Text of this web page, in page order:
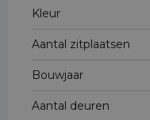
Kleur
Aantal zitplaatsen
Bouwjaar
Aantal deuren